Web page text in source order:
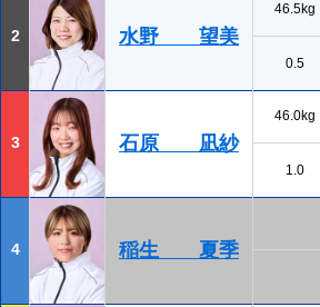
2 水野 望美
46.5kg
0.5
3 石原 凪紗
46.0kg
1.0
4 稲生 夏季